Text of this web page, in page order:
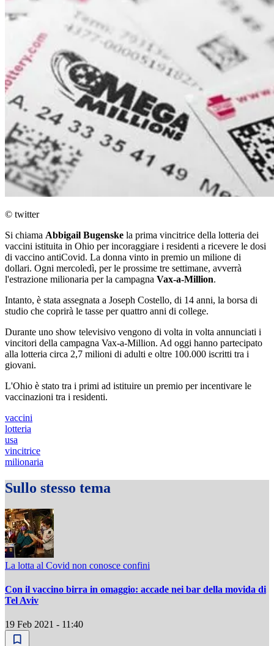
© twitter
Si chiama Abbigail Bugenske la prima vincitrice della lotteria dei
vaccini istituita in Ohio per incoraggiare i residenti a ricevere le dosi
di vaccino antiCovid. La donna vinto in premio un milione di
dollari. Ogni mercoledì, per le prossime tre settimane, avverrà
l'estrazione milionaria per la campagna Vax-a-Million.
Intanto, è stata assegnata a Joseph Costello, di 14 anni, la borsa di
studio che coprirà le tasse per quattro anni di college.
Durante uno show televisivo vengono di volta in volta annunciati i
vincitori della campagna Vax-a-Million. Ad oggi hanno partecipato
alla lotteria circa 2,7 milioni di adulti e oltre 100.000 iscritti tra i
giovani.
L'Ohio è stato tra i primi ad istituire un premio per incentivare le
vaccinazioni tra i residenti.
vaccini
lotteria
usa
vincitrice
milionaria
Sullo stesso tema
La lotta al Covid non conosce confini
Con il vaccino birra in omaggio: accade nei bar della movida di
Tel Aviv
19 Feb 2021 - 11:40